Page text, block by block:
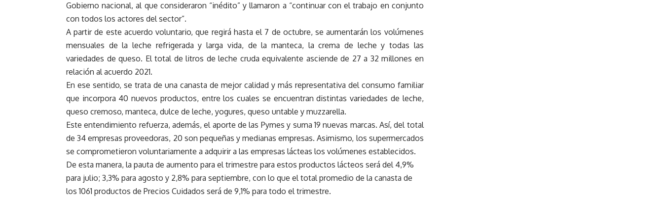
Gobierno nacional, al que consideraron “inédito” y llamaron a “continuar con el trabajo en conjunto
con todos los actores del sector”.
A partir de este acuerdo voluntario, que regirá hasta el 7 de octubre, se aumentarán los volúmenes
mensuales de la leche refrigerada y larga vida, de la manteca, la crema de leche y todas las
variedades de queso. El total de litros de leche cruda equivalente asciende de 27 a 32 millones en
relación al acuerdo 2021.
En ese sentido, se trata de una canasta de mejor calidad y más representativa del consumo familiar
que incorpora 40 nuevos productos, entre los cuales se encuentran distintas variedades de leche,
queso cremoso, manteca, dulce de leche, yogures, queso untable y muzzarella.
Este entendimiento refuerza, además, el aporte de las Pymes y suma 19 nuevas marcas. Así, del total
de 34 empresas proveedoras, 20 son pequeñas y medianas empresas. Asimismo, los supermercados
se comprometieron voluntariamente a adquirir a las empresas lácteas los volúmenes establecidos.
De esta manera, la pauta de aumento para el trimestre para estos productos lácteos será del 4,9%
para julio; 3,3% para agosto y 2,8% para septiembre, con lo que el total promedio de la canasta de
los 1061 productos de Precios Cuidados será de 9,1% para todo el trimestre.